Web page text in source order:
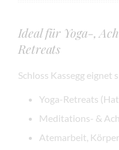
Ideal für Yoga-,
Retreats
Schloss Kassegg eignet
Yoga-Retreats
Meditations- &
Atemarbeit,